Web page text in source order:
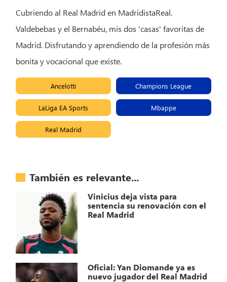
Cubriendo al Real Madrid en MadridistaReal.
Valdebebas y el Bernabéu, mis dos 'casas' favoritas de
Madrid. Disfrutando y aprendiendo de la profesión más
bonita y vocacional que existe.
Ancelotti Champions League
LaLiga EA Sports Mbappe
Real Madrid
También es relevante...
Vinicius deja vista para
sentencia su renovación con el
Real Madrid
Oficial: Yan Diomande ya es
nuevo jugador del Real Madrid